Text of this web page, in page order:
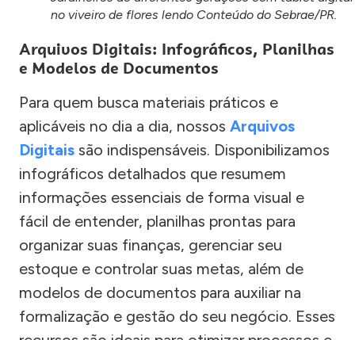
no viveiro de flores lendo Conteúdo do Sebrae/PR.
Arquivos Digitais: Infográficos, Planilhas
e Modelos de Documentos
Para quem busca materiais práticos e
aplicáveis no dia a dia, nossos Arquivos
Digitais são indispensáveis. Disponibilizamos
infográficos detalhados que resumem
informações essenciais de forma visual e
fácil de entender, planilhas prontas para
organizar suas finanças, gerenciar seu
estoque e controlar suas metas, além de
modelos de documentos para auxiliar na
formalização e gestão do seu negócio. Esses